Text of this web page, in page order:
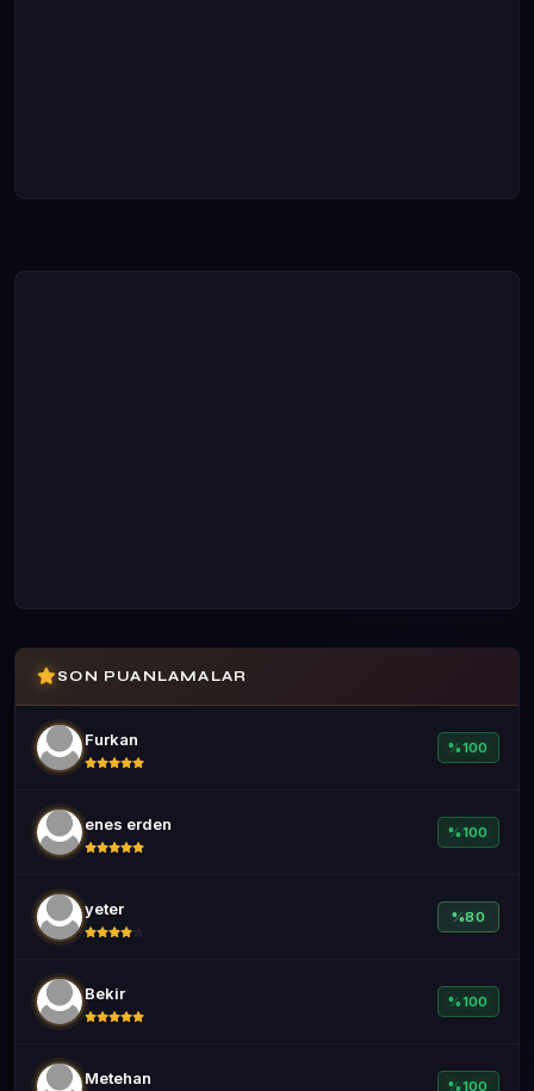
SON PUANLAMALAR
Furkan %100
enes erden %100
yeter %80
Bekir %100
Metehan %100